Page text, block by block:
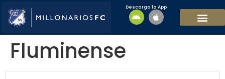
Descarga la App
Fluminense